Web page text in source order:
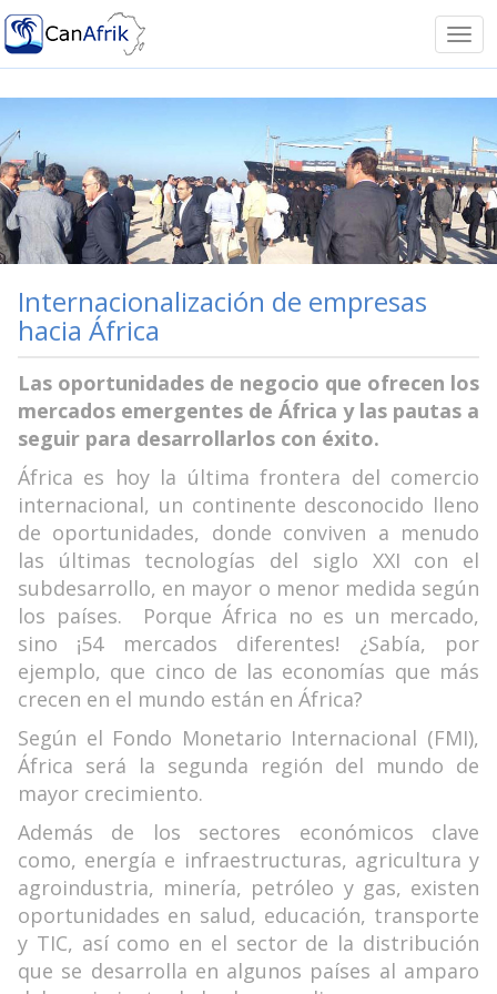
Notice: Undefined offset: -1 in
/homepages/41/d599293751/htdocs/canafrik/
on line 11
Internacionalización de empresas
hacia África
Las oportunidades de negocio que ofrecen los
mercados emergentes de África y las pautas a
seguir para desarrollarlos con éxito.
África es hoy la última frontera del comercio
internacional, un continente desconocido lleno
de oportunidades, donde conviven a menudo
las últimas tecnologías del siglo XXI con el
subdesarrollo, en mayor o menor medida según
los países. Porque África no es un mercado,
sino ¡54 mercados diferentes! ¿Sabía, por
ejemplo, que cinco de las economías que más
crecen en el mundo están en África?
Según el Fondo Monetario Internacional (FMI),
África será la segunda región del mundo de
mayor crecimiento.
Además de los sectores económicos clave
como, energía e infraestructuras, agricultura y
agroindustria, minería, petróleo y gas, existen
oportunidades en salud, educación, transporte
y TIC, así como en el sector de la distribución
que se desarrolla en algunos países al amparo